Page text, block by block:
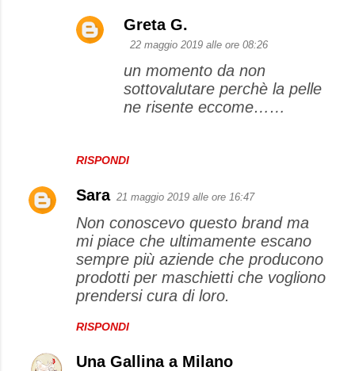
RISPONDI
Greta G.
22 maggio 2019 alle ore 08:26
un momento da non
sottovalutare perchè la pelle
ne risente eccome……
Sara 21 maggio 2019 alle ore 16:47
Non conoscevo questo brand ma
mi piace che ultimamente escano
sempre più aziende che producono
prodotti per maschietti che vogliono
prendersi cura di loro.
RISPONDI
Una Gallina a Milano